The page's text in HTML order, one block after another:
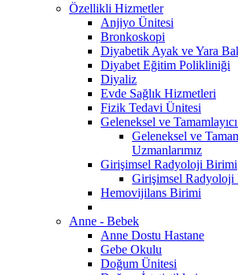
Özellikli Hizmetler
Anjiyo Ünitesi
Bronkoskopi
Diyabetik Ayak ve Yara
Diyabet Eğitim Polikliniği
Diyaliz
Evde Sağlık Hizmetleri
Fizik Tedavi Ünitesi
Geleneksel ve
Geleneksel ve
Uzmanlarımız
Girişimsel Radyoloji Birimi
Girişimsel Radyoloji
Hemovijilans Birimi
Anne - Bebek
Anne Dostu Hastane
Gebe Okulu
Doğum Ünitesi